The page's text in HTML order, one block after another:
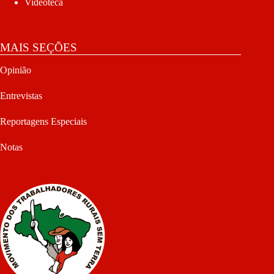
Videoteca
MAIS SEÇÕES
Opinião
Entrevistas
Reportagens Especiais
Notas